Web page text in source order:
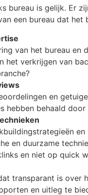
bureau is gelijk. Er
een bureau dat
van het bureau en
het verkrijgen van
en
hebben behaald
en duurzame
en niet op quick
transparant is over
en uitleg te